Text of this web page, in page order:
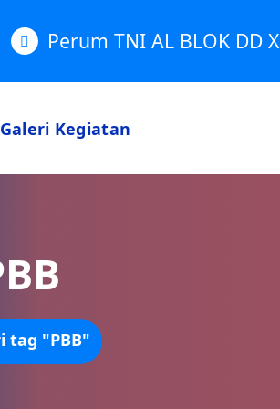
Perum TNI AL BLOK DD X
Galeri Kegiatan
tag "PBB"